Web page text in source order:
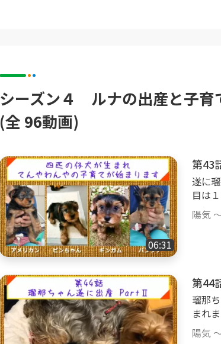
シーズン４ ルナの出産と子
(全 96動画)
06:31
第43
遂に
目は
た。
り上
＃ヨ
キー
陽気
瑠那
まれ
は体
でに
陽気